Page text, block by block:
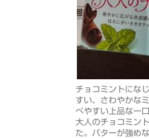
チョコミントにな
すい、さわやかな
べやすい上品な一
大人のチョコミン
た。バターが強め